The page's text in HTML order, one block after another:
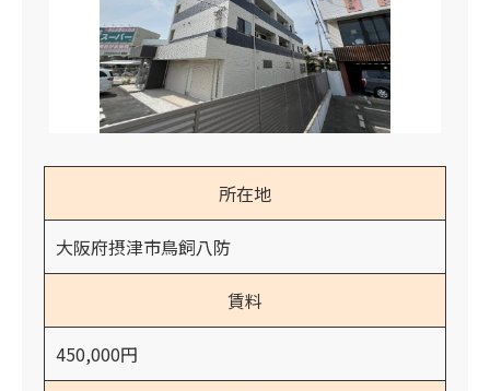
所在地
大阪府摂津市鳥飼八防
賃料
450,000円